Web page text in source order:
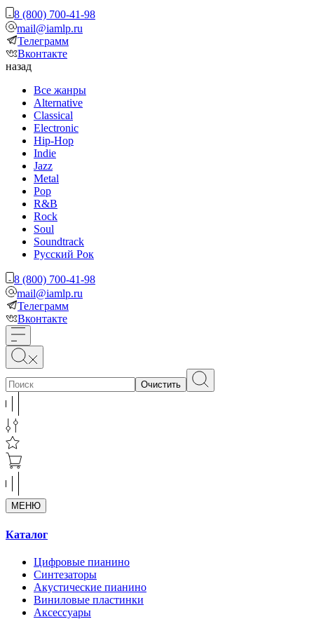
8 (800) 700-41-98
mail@iamlp.ru
Телеграмм
Вконтакте
назад
Все жанры
Alternative
Classical
Electronic
Hip-Hop
Indie
Jazz
Metal
Pop
R&B
Rock
Soul
Soundtrack
Русский Рок
8 (800) 700-41-98
mail@iamlp.ru
Телеграмм
Вконтакте
Очистить
МЕНЮ
Каталог
Цифровые пианино
Синтезаторы
Акустические пианино
Виниловые пластинки
Аксессуары